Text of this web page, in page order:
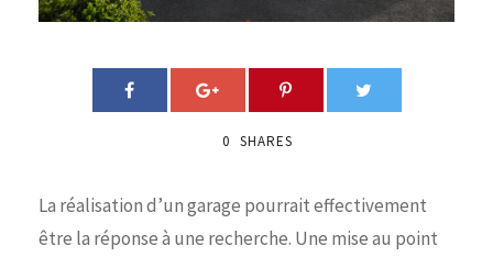
0 SHARES
La réalisation d’un garage pourrait effectivement
être la réponse à une recherche. Une mise au point